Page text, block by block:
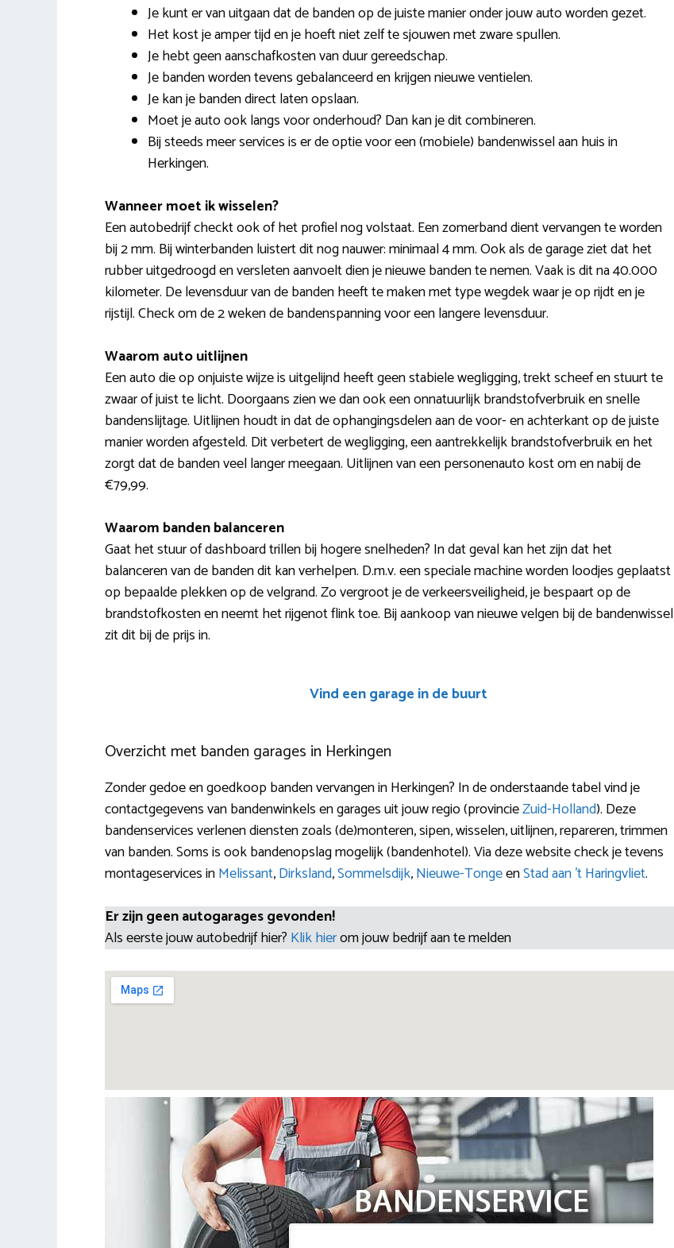
Je kunt er van uitgaan dat de banden op de juiste manier onder jouw auto worden gezet.
Het kost je amper tijd en je hoeft niet zelf te sjouwen met zware spullen.
Je hebt geen aanschafkosten van duur gereedschap.
Je banden worden tevens gebalanceerd en krijgen nieuwe ventielen.
Je kan je banden direct laten opslaan.
Moet je auto ook langs voor onderhoud? Dan kan je dit combineren.
Bij steeds meer services is er de optie voor een (mobiele) bandenwissel aan huis in
Herkingen.
Wanneer moet ik wisselen?
Een autobedrijf checkt ook of het profiel nog volstaat. Een zomerband dient vervangen te worden
bij 2 mm. Bij winterbanden luistert dit nog nauwer: minimaal 4 mm. Ook als de garage ziet dat het
rubber uitgedroogd en versleten aanvoelt dien je nieuwe banden te nemen. Vaak is dit na 40.000
kilometer. De levensduur van de banden heeft te maken met type wegdek waar je op rijdt en je
rijstijl. Check om de 2 weken de bandenspanning voor een langere levensduur.
Waarom auto uitlijnen
Een auto die op onjuiste wijze is uitgelijnd heeft geen stabiele wegligging, trekt scheef en stuurt te
zwaar of juist te licht. Doorgaans zien we dan ook een onnatuurlijk brandstofverbruik en snelle
bandenslijtage. Uitlijnen houdt in dat de ophangingsdelen aan de voor- en achterkant op de juiste
manier worden afgesteld. Dit verbetert de wegligging, een aantrekkelijk brandstofverbruik en het
zorgt dat de banden veel langer meegaan. Uitlijnen van een personenauto kost om en nabij de
€79,99.
Waarom banden balanceren
Gaat het stuur of dashboard trillen bij hogere snelheden? In dat geval kan het zijn dat het
balanceren van de banden dit kan verhelpen. D.m.v. een speciale machine worden loodjes geplaatst
op bepaalde plekken op de velgrand. Zo vergroot je de verkeersveiligheid, je bespaart op de
brandstofkosten en neemt het rijgenot flink toe. Bij aankoop van nieuwe velgen bij de bandenwissel
zit dit bij de prijs in.
Vind een garage in de buurt
Overzicht met banden garages in Herkingen
Zonder gedoe en goedkoop banden vervangen in Herkingen? In de onderstaande tabel vind je
contactgegevens van bandenwinkels en garages uit jouw regio (provincieZuid-Holland). Deze
bandenservices verlenen diensten zoals (de)monteren, sipen, wisselen, uitlijnen, repareren, trimmen
van banden. Soms is ook bandenopslag mogelijk (bandenhotel). Via deze website check je tevens
montageservices inMelissant,Dirksland,Sommelsdijk,Nieuwe-TongeenStad aan ’t Haringvliet.
Er zijn geen autogarages gevonden!
Als eerste jouw autobedrijf hier? Klik hierom jouw bedrijf aan te melden